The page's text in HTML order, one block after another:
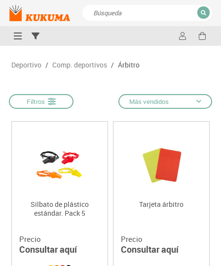
CERRAR
Deportivo / Comp. deportivos / Árbitro
Filtros Más vendidos
Silbato de plástico
estándar. Pack 5
Precio
Consultar aquí
Tarjeta árbitro
Precio
Consultar aquí